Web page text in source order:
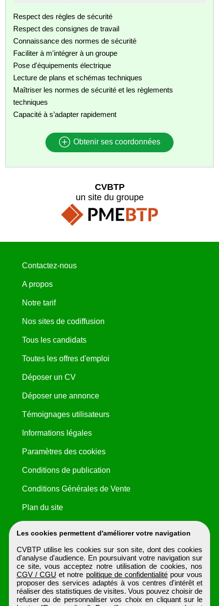
Respect des règles de sécurité
Respect des consignes de travail
Connaissance des normes de sécurité
Faciliter à m'intégrer à un groupe
Pose d'équipements électrique
Lecture de plans et schémas techniques
Maîtriser les normes de sécurité et les règlements
techniques
Capacité à s’adapter rapidement
Obtenir ses coordonnées
Les cookies permettent d'améliorer votre navigation
CVBTP utilise les cookies sur son site, dont des cookies
d'analyse d'audience. En poursuivant votre navigation sur
ce site, vous acceptez notre utilisation de cookies, nos
CGV / CGU et notre politique de confidentialité pour vous
proposer des services adaptés à vos centres d'intérêt et
réaliser des statistiques de visites. Vous pouvez choisir de
refuser ou de personnaliser vos choix en cliquant sur le
CVBTP
un site du groupe
Contactez-nous
A propos
Notre tarif
Nos sites de codiffusion
Tous les candidats
Toutes les offres d'emploi
Déposer un CV
Déposer une annonce
Témoignages utilisateurs
Informations légales
Paramètres des cookies
Conditions de publication
Conditions Générales de Vente
Plan du site